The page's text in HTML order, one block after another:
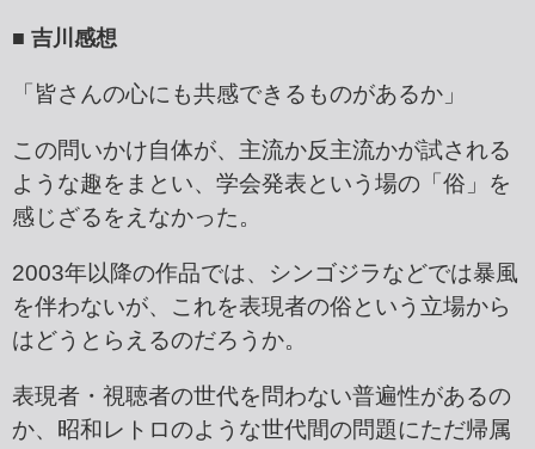
■ 吉川感想
「皆さんの心にも共感できるものがあるか」
この問いかけ自体が、主流か反主流かが試される
ような趣をまとい、学会発表という場の「俗」を
感じざるをえなかった。
2003年以降の作品では、シンゴジラなどでは暴風
を伴わないが、これを表現者の俗という立場から
はどうとらえるのだろうか。
表現者・視聴者の世代を問わない普遍性があるの
か、昭和レトロのような世代間の問題にただ帰属